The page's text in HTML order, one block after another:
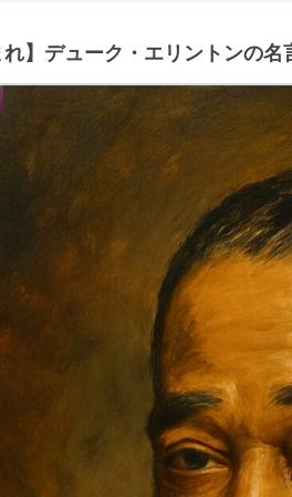
れ】デューク・エリントンの名